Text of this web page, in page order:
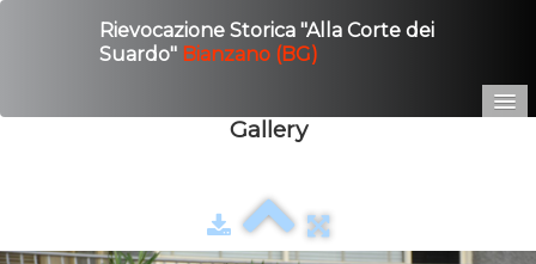
Rievocazione Storica "Alla Corte dei
Suardo" Bianzano (BG)
Gallery